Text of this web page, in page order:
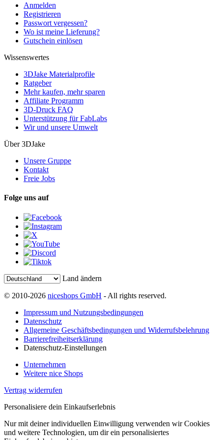
Anmelden
Registrieren
Passwort vergessen?
Wo ist meine Lieferung?
Gutschein einlösen
Wissenswertes
3DJake Materialprofile
Ratgeber
Mehr kaufen, mehr sparen
Affiliate Programm
3D-Druck FAQ
Unterstützung für FabLabs
Wir und unsere Umwelt
Über 3DJake
Unsere Gruppe
Kontakt
Freie Jobs
Folge uns auf
Land ändern
© 2010-2026 niceshops GmbH - All rights reserved.
Impressum und Nutzungsbedingungen
Datenschutz
Allgemeine Geschäftsbedingungen und Widerrufsbelehrung
Barrierefreiheitserklärung
Datenschutz-Einstellungen
Unternehmen
Weitere nice Shops
Vertrag widerrufen
Personalisiere dein Einkaufserlebnis
Nur mit deiner individuellen Einwilligung verwenden wir Cookies
und weitere Technologien, um dir ein personalisiertes